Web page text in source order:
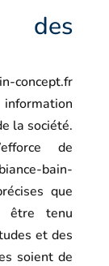
des
concept.fr
la société.
de
bain-
que
être tenu
et des
soient de